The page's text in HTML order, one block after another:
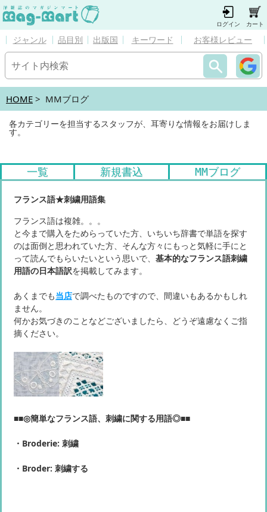
ログイン カート
ジャンル 品目別 出版国 キーワード お客様レビュー
HOME > MMブログ
各カテゴリーを担当するスタッフが、耳寄りな情報をお届けしま
す。
一覧 新規書込 MMブログ
フランス語★刺繍用語集
フランス語は複雑。。。
と今まで購入をためらっていた方、いちいち辞書で単語を探す
のは面倒と思われていた方、そんな方々にもっと気軽に手にと
って読んでもらいたいという思いで、 基本的なフランス語刺繍
用語の日本語訳を掲載してみます。
あくまでも当店で調べたものですので、間違いもあるかもしれ
ません。
何かお気づきのことなどございましたら、どうぞ遠慮なくご指
摘ください。
■■◎簡単なフランス語、刺繍に関する用語◎■■
・Broderie: 刺繍
・Broder: 刺繍する